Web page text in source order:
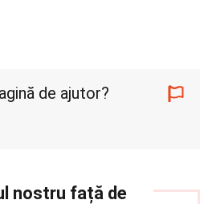
de ajutor?
nostru față de